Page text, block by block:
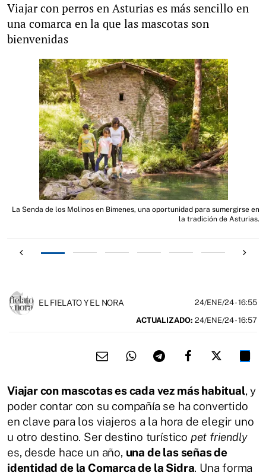
Viajar con perros en Asturias es más sencillo en
una comarca en la que las mascotas son
bienvenidas
La Senda de los Molinos en Bimenes, una oportunidad para sumergirse en
la tradición de Asturias.
EL FIELATO Y EL NORA 24/ENE/24- 16:55
ACTUALIZADO: 24/ENE/24 - 16:57
Viajar con mascotas es cada vez más habitual, y
poder contar con su compañía se ha convertido
en clave para los viajeros a la hora de elegir uno
u otro destino. Ser destino turístico pet friendly
es, desde hace un año, una de las señas de
identidad de la Comarca de la Sidra. Una forma